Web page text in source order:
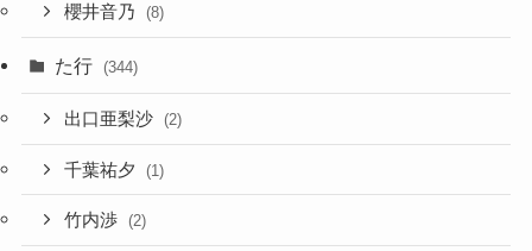
櫻井音乃 (8)
た行 (344)
出口亜梨沙 (2)
千葉祐夕 (1)
竹内渉 (2)